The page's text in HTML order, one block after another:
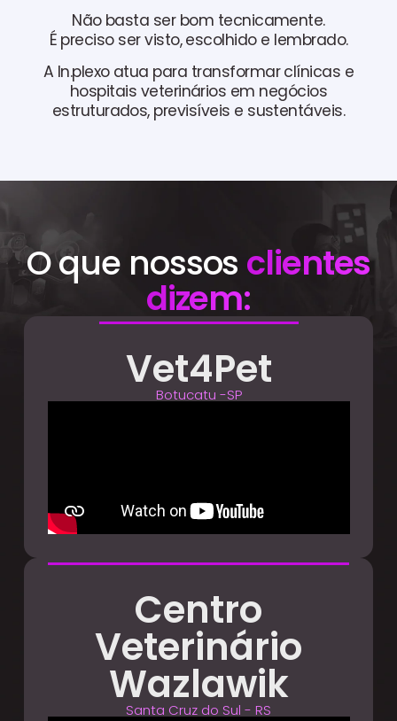
Não basta ser bom tecnicamente.
É preciso ser visto, escolhido e lembrado.
A In.plexo atua para transformar clínicas e
hospitais veterinários em negócios
estruturados, previsíveis e sustentáveis.
O que nossos clientes
dizem:
Vet4Pet
Botucatu -SP
Centro
Veterinário
Wazlawik
Santa Cruz do Sul - RS